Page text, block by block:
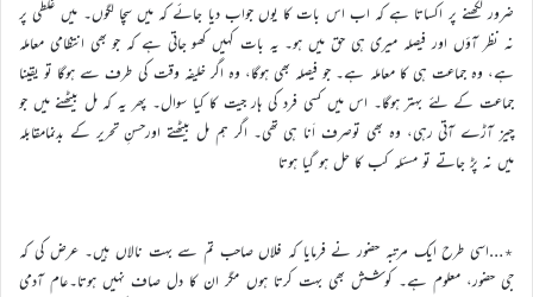
ضرور لکھنے پر اکساتا ہے کہ اب اس بات کا یوں جواب دیا جائے کہ میں سچا لگوں۔ میں غلطی پر
نہ نظر آؤں اور فیصلہ میری ہی حق میں ہو۔ یہ بات کہیں کھو جاتی ہے کہ جو بھی انتظامی معاملہ
ہے، وہ جماعت ہی کا معاملہ ہے۔ جو فیصلہ بھی ہوگا، وہ اگر خلیفہ وقت کی طرف سے ہوگا تو یقینا
جماعت کے لئے بہتر ہوگا۔ اس میں کسی فرد کی ہار جیت کا کیا سوال۔ پھر یہ کہ مل بیٹھنے میں جو
چیز آڑے آتی رہی، وہ بھی توصرف اَنا ہی تھی۔ اگر ہم مل بیٹھتے اورحسنِ تحریر کے بدنمامقابلہ
میں نہ پڑ جاتے تو مسئلہ کب کا حل ہو گیا ہوتا
٭…اسی طرح ایک مرتبہ حضور نے فرمایا کہ فلاں صاحب تم سے بہت نالاں ہیں۔ عرض کی کہ
جی حضور، معلوم ہے۔ کوشش بھی بہت کرتا ہوں مگر ان کا دل صاف نہیں ہوتا۔عام آدمی